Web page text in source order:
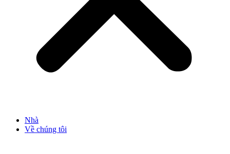
Nhà
Về chúng tôi